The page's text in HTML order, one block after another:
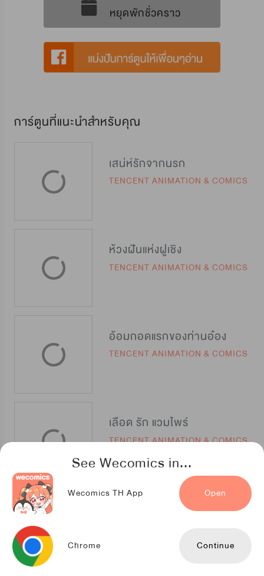
See Wecomics in...
Wecomics TH App Open
Chrome Continue
หยุดพักชั่วคราว
การ์ตูนที่แนะนำสำหรับคุณ
เสน่ห์รักจากนรก
TENCENT ANIMATION & COMICS
ห้วงฝันแห่งฝูเชิง
TENCENT ANIMATION & COMICS
อ้อมกอดแรกของท่านอ๋อง
TENCENT ANIMATION & COMICS
เลือด รัก แวมไพร์
TENCENT ANIMATION & COMICS
เจ้าชายจอมซ่า ขอข้าเอาคืน